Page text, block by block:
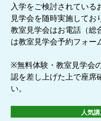
入学をご検討されている
見学会を随時実施してお
教室見学会はお電話（総
は教室見学会予約フォー
※無料体験・教室見学会
認を差し上げた上で座席
い。
人気